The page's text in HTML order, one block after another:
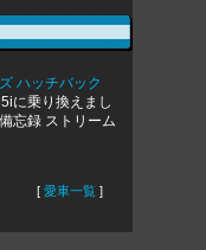
ハッチバック
に乗り換えまし
忘録 ストリーム
[ 愛車一覧 ]